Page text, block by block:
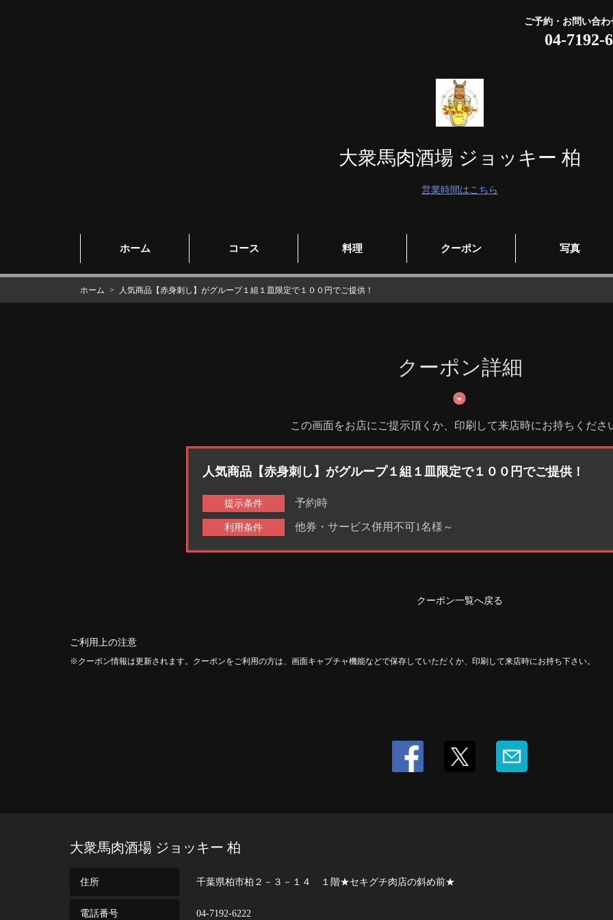
ご予約・お問い合
04-7192-
大衆馬肉酒場 ジョッキー 柏
営業時間はこちら
ホーム コース 料理 クーポン 写真
ホーム 人気商品【赤身刺し】がグループ１組１皿限定で１００円でご提供！
クーポン詳細
この画面をお店にご提示頂くか、印刷して来店時にお持ちくださ
人気商品【赤身刺し】がグループ１組１皿限定で１００円でご提供！
提示条件 予約時
利用条件 他券・サービス併用不可1名様～
クーポン一覧へ戻る
ご利用上の注意
クーポン情報は更新されます。クーポンをご利用の方は、画面キャプチャ機能などで保存していただくか、印刷して来店時にお持ち下さい。
大衆馬肉酒場 ジョッキー 柏
住所 千葉県柏市柏２－３－１４ １階★セキグチ肉店の斜め前★
電話番号 04-7192-6222